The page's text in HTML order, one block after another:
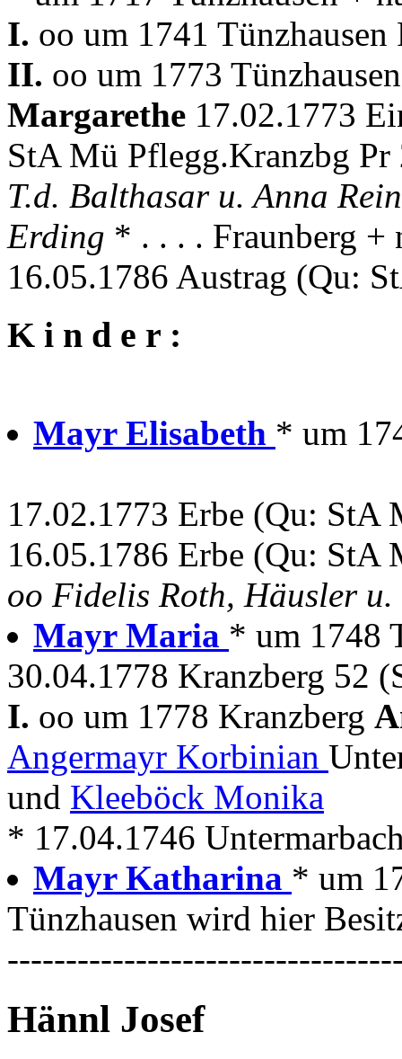
I. oo um 1741
II. oo um 1773
Margarethe 17.02.1773
StA Mü Pflegg.Kranzbg Pr
T.d. Balthasar u. Anna
Erding * . . . . Fraunberg +
16.05.1786 Austrag (Qu:
K i n d e r :
Mayr Elisabeth * um
17.02.1773 Erbe (Qu: StA
16.05.1786 Erbe (Qu: StA
oo Fidelis Roth, Häusler
Mayr Maria * um 1748
30.04.1778 Kranzberg 52
I. oo um 1778 Kranzberg
Angermayr Korbinian
und Kleeböck Monika
* 17.04.1746
Mayr Katharina * um
Tünzhausen wird hier
Hännl Josef